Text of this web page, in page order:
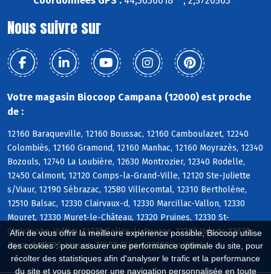
Afin de vous offrir la meilleure expérience possible, Biocoop utilise
des cookies : pour assurer une performance optimale du site, pour
récolter des statistiques afin d'analyser le trafic et la performance
du site et vous proposer une navigation personnalisée en toute
Nous suivre sur
Votre magasin Biocoop Campana (12000) est proche
de :
12160 Baraqueville, 12160 Boussac, 12160 Camboulazet, 12240
Colombiès, 12160 Gramond, 12160 Manhac, 12160 Moyrazès, 12340
Bozouls, 12740 La Loubière, 12630 Montrozier, 12340 Rodelle,
12450 Calmont, 12120 Comps-la-Grand-Ville, 12120 Ste-Juliette
s/Viaur, 12190 Sébrazac, 12580 Villecomtal, 12310 Bertholène,
12510 Balsac, 12330 Clairvaux-d, 12330 Marcillac-Vallon, 12330
Mouret, 12330 Muret-le-Château, 12320 Pruines, 12330 St-
Christophe-Vallon, 12330 Salles-la-Source, 12330 Valady, 12630
Agen-d, 12290 Arques, 12450 Flavin, 12290 Le Vibal